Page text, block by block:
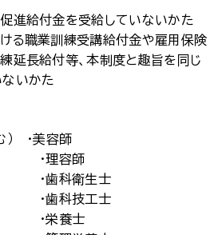
進給付金を受給していないかた
る職業訓練受講給付金や雇用保険
延長給付等、本制度と趣旨を同じ
いかた
） ・美容師
・理容師
科衛生士
歯科技工士
・栄養士